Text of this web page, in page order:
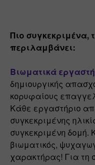
Πιο
περιλαμβάνει:
Βιωματικά
δημιουργικής
κορυφαίους
Κάθε εργαστήριο
συγκεκριμένης
συγκεκριμένη δομή.
βιωματικός,
χαρακτήρας! Για τη